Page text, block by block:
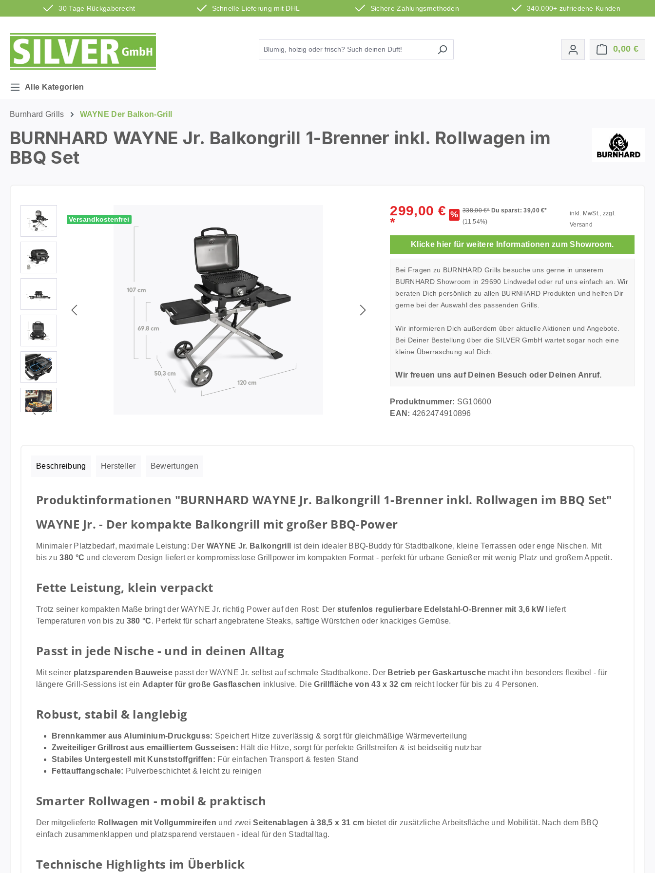
30 Tage Rückgaberecht Schnelle Lieferung mit DHL Sichere Zahlungsmethoden 340.000+ zufriedene Kunden
Hauptinhalt springen
Zur Suche springen
Zur Hauptnavigation springen
0,00 €
Alle Kategorien
Burnhard Grills WAYNE Der Balkon-Grill
BURNHARD WAYNE Jr. Balkongrill 1-Brenner inkl. Rollwagen im
BBQ Set
Bildergalerie überspringen
Versandkostenfrei
299,00 €
*
% 338,00 €* Du sparst: 39,00 €*
(11.54%)
inkl. MwSt., zzgl.
Versand
Klicke hier für weitere Informationen zum Showroom.
Bei Fragen zu BURNHARD Grills besuche uns gerne in unserem
BURNHARD Showroom in 29690 Lindwedel oder ruf uns einfach an. Wir
beraten Dich persönlich zu allen BURNHARD Produkten und helfen Dir
gerne bei der Auswahl des passenden Grills.
Wir informieren Dich außerdem über aktuelle Aktionen und Angebote.
Bei Deiner Bestellung über die SILVER GmbH wartet sogar noch eine
kleine Überraschung auf Dich.
Wir freuen uns auf Deinen Besuch oder Deinen Anruf.
Produktnummer: SG10600
EAN: 4262474910896
Beschreibung Hersteller Bewertungen
Produktinformationen "BURNHARD WAYNE Jr. Balkongrill 1-Brenner inkl. Rollwagen im BBQ Set"
WAYNE Jr. - Der kompakte Balkongrill mit großer BBQ-Power
Minimaler Platzbedarf, maximale Leistung: Der WAYNE Jr. Balkongrill
ist dein idealer BBQ-Buddy für Stadtbalkone, kleine Terrassen oder enge Nischen. Mit
bis zu380 °C und cleverem Design liefert er kompromisslose Grillpower im kompakten Format - perfekt für urbane Genießer mit wenig Platz und großem Appetit.
Fette Leistung, klein verpackt
Trotz seiner kompakten Maße bringt der WAYNE Jr. richtig Power auf den Rost: Der stufenlos regulierbare Edelstahl-O-Brenner mit 3,6 kWliefert
Temperaturen von bis zu 380 °C. Perfekt für scharf angebratene Steaks, saftige Würstchen oder knackiges Gemüse.
Passt in jede Nische - und in deinen Alltag
Mit seiner platzsparenden Bauweisepasst der WAYNE Jr. selbst auf schmale Stadtbalkone. Der Betrieb per Gaskartusche macht ihn besonders flexibel - für
längere Grill-Sessions ist ein Adapter für große Gasflaschen inklusive. DieGrillfläche von 43 x 32 cm reicht locker für bis zu 4 Personen.
Robust, stabil & langlebig
Brennkammer aus Aluminium-Druckguss: Speichert Hitze zuverlässig & sorgt für gleichmäßige Wärmeverteilung
Zweiteiliger Grillrost aus emailliertem Gusseisen: Hält die Hitze, sorgt für perfekte Grillstreifen & ist beidseitig nutzbar
Stabiles Untergestell mit Kunststoffgriffen: Für einfachen Transport & festen Stand
Fettauffangschale: Pulverbeschichtet & leicht zu reinigen
Smarter Rollwagen - mobil & praktisch
Der mitgelieferte Rollwagen mit Vollgummireifen und zweiSeitenablagen à 38,5 x 31 cm bietet dir zusätzliche Arbeitsfläche und Mobilität. Nach dem BBQ
einfach zusammenklappen und platzsparend verstauen - ideal für den Stadtalltag.
Technische Highlights im Überblick